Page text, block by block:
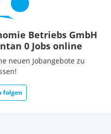
Betriebs GmbH
0 Jobs online
neuen Jobangebote zu
folgen